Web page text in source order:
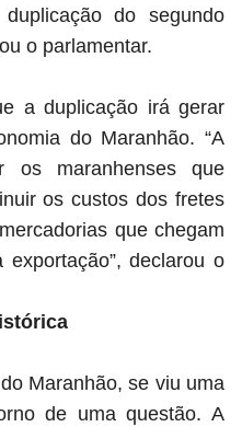
do segundo
o parlamentar.
a duplicação irá gerar
do Maranhão. “A
os maranhenses que
os custos dos fretes
que chegam
declarou o
Maranhão, se viu uma
de uma questão. A